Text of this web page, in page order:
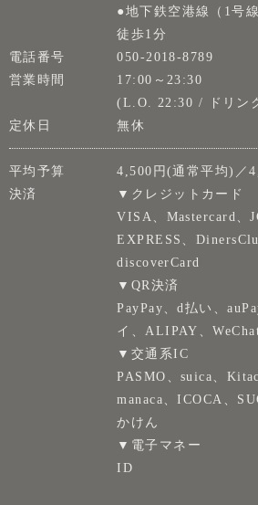
●地下鉄空港線（1号
徒歩1分
電話番号
050-2018-8789
営業時間
17:00～23:30
(L.O. 22:30 / ドリン
定休日
無休
平均予算
4,500円(通常平均)／
決済
▼クレジットカード
VISA、Mastercard、
EXPRESS、
discoverCard
▼QR決済
PayPay、d払い、
イ、ALIPAY、
▼交通系IC
PASMO、suica、
manaca、ICOCA、
かけん
▼電子マネー
ID